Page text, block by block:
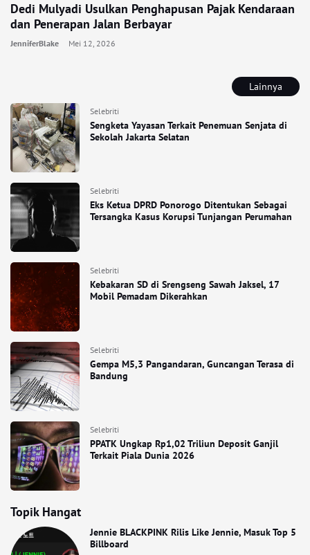
Lainnya
Selebriti
Sengketa Yayasan Terkait Penemuan Senjata di
Sekolah Jakarta Selatan
Selebriti
Eks Ketua DPRD Ponorogo Ditentukan Sebagai
Tersangka Kasus Korupsi Tunjangan Perumahan
Selebriti
Kebakaran SD di Srengseng Sawah Jaksel, 17
Mobil Pemadam Dikerahkan
Selebriti
Gempa M5,3 Pangandaran, Guncangan Terasa di
Bandung
Selebriti
PPATK Ungkap Rp1,02 Triliun Deposit Ganjil
Terkait Piala Dunia 2026
Topik Hangat
Jennie BLACKPINK Rilis Like Jennie, Masuk Top 5
Billboard
Dedi Mulyadi Usulkan Penghapusan Pajak Kendaraan
dan Penerapan Jalan Berbayar
JenniferBlake Mei 12, 2026